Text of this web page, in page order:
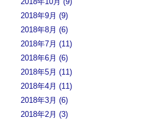
2018年9月 (9)
2018年8月 (6)
2018年7月 (11)
2018年6月 (6)
2018年5月 (11)
2018年4月 (11)
2018年3月 (6)
2018年2月 (3)